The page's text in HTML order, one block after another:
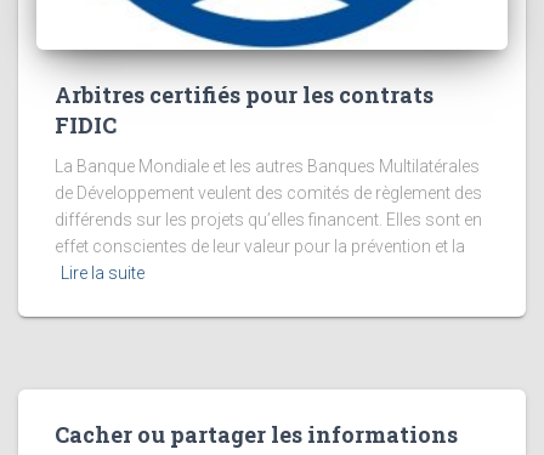
Arbitres certifiés pour les contrats
FIDIC
La Banque Mondiale et les autres Banques Multilatérales
de Développement veulent des comités de règlement des
différends sur les projets qu’elles financent. Elles sont en
effet conscientes de leur valeur pour la prévention et la
Lire la suite
Cacher ou partager les informations